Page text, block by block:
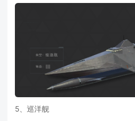
5、巡洋舰